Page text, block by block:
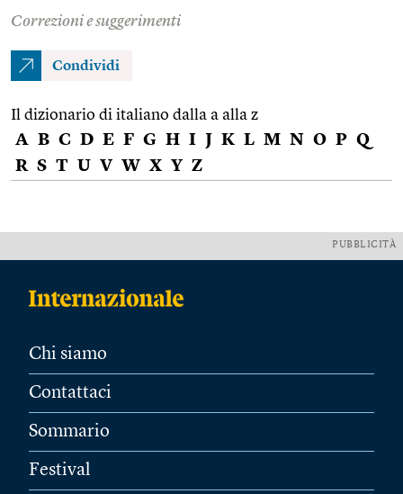
Correzioni e suggerimenti
Condividi
Il dizionario di italiano dalla a alla z
A B C D E F G H I J K L M N O P Q
R S T U V W X Y Z
PUBBLICITÀ
Chi siamo
Contattaci
Sommario
Festival